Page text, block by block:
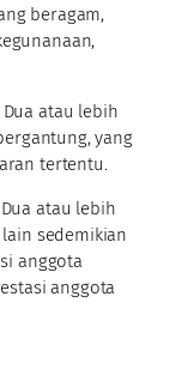
beragam,
atau lebih
yang
tertentu.
atau lebih
sedemikian
anggota
anggota